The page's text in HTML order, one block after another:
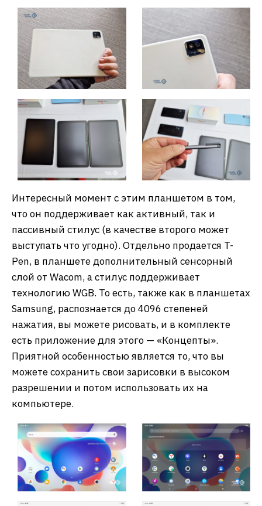
Интересный момент с этим планшетом в том,
что он поддерживает как активный, так и
пассивный стилус (в качестве второго может
выступать что угодно). Отдельно продается T-
Pen, в планшете дополнительный сенсорный
слой от Wacom, а стилус поддерживает
технологию WGB. То есть, также как в планшетах
Samsung, распознается до 4096 степеней
нажатия, вы можете рисовать, и в комплекте
есть приложение для этого — «Концепты».
Приятной особенностью является то, что вы
можете сохранить свои зарисовки в высоком
разрешении и потом использовать их на
компьютере.